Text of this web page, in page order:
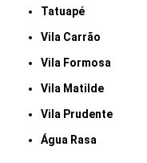
Tatuapé
Vila Carrão
Vila Formosa
Vila Matilde
Vila Prudente
Água Rasa